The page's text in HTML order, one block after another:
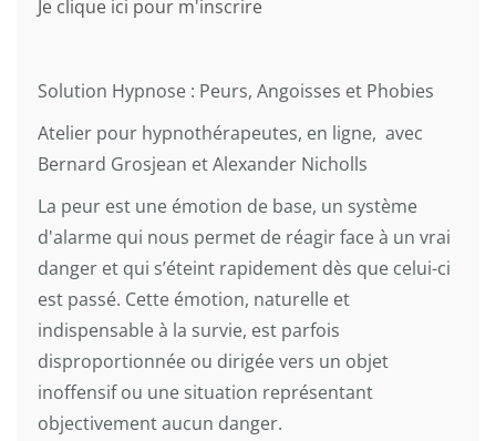
Je clique ici pour m'inscrire
Solution Hypnose : Peurs, Angoisses et Phobies
Atelier pour hypnothérapeutes, en ligne, avec
Bernard Grosjean et Alexander Nicholls
La peur est une émotion de base, un système
d'alarme qui nous permet de réagir face à un vrai
danger et qui s’éteint rapidement dès que celui-ci
est passé. Cette émotion, naturelle et
indispensable à la survie, est parfois
disproportionnée ou dirigée vers un objet
inoffensif ou une situation représentant
objectivement aucun danger.